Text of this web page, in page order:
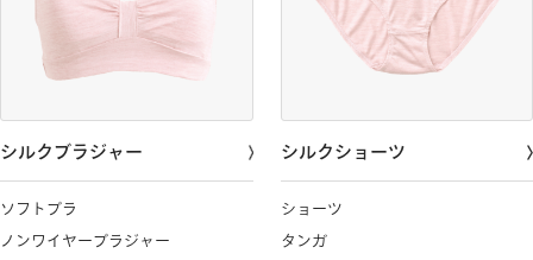
シルクブラジャー
ソフトブラ
ノンワイヤーブラジャー
シルクショーツ
ショーツ
タンガ